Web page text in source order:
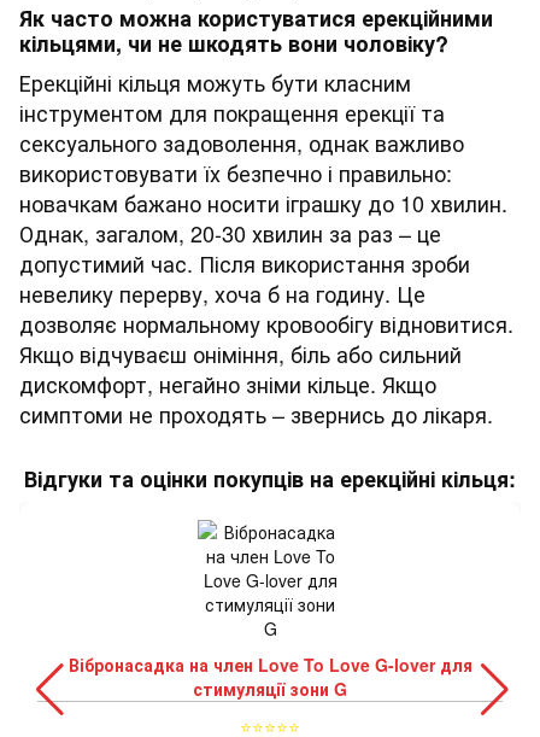
Як часто можна користуватися ерекційними
кільцями, чи не шкодять вони чоловіку?
Ерекційні кільця можуть бути класним
інструментом для покращення ерекції та
сексуального задоволення, однак важливо
використовувати їх безпечно і правильно:
новачкам бажано носити іграшку до 10 хвилин.
Однак, загалом, 20-30 хвилин за раз – це
допустимий час. Після використання зроби
невелику перерву, хоча б на годину. Це
дозволяє нормальному кровообігу відновитися.
Якщо відчуваєш оніміння, біль або сильний
дискомфорт, негайно зніми кільце. Якщо
симптоми не проходять – звернись до лікаря.
Відгуки та оцінки покупців на ерекційні кільця:
Вібронасадка на член Love To Love G-lover для
стимуляції зони G
⭐⭐⭐⭐⭐